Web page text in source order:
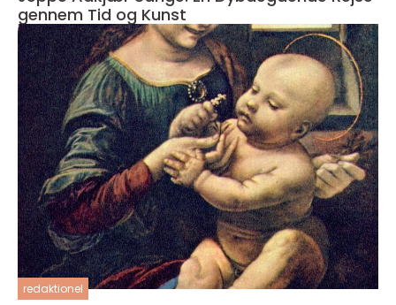
gennem Tid og Kunst
redaktionel